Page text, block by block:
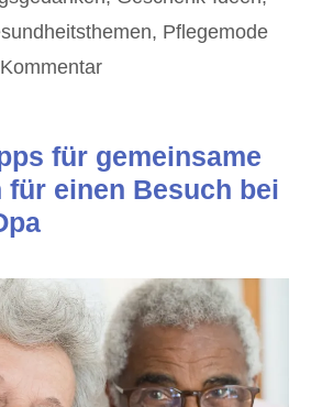
, Pflegemode
für gemeinsame
einen Besuch bei